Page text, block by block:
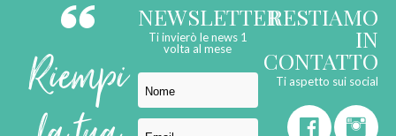
Riempi
NEWSLETTER
Ti invierò le news 1
volta al mese
RESTIAMO
IN
CONTATTO
Ti aspetto sui social